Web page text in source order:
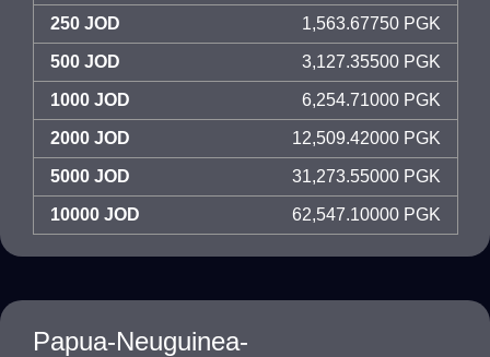
250 JOD 1,563.67750 PGK
500 JOD 3,127.35500 PGK
1000 JOD 6,254.71000 PGK
2000 JOD 12,509.42000 PGK
5000 JOD 31,273.55000 PGK
10000 JOD 62,547.10000 PGK
Papua-Neuguinea-